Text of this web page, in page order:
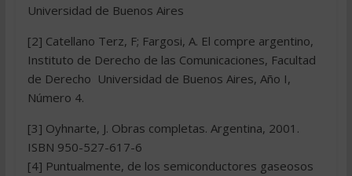
Universidad de Buenos Aires
[2] Catellano Terz, F; Fargosi, A. El compre argentino,
Instituto de Derecho de las Comunicaciones, Facultad
de Derecho  Universidad de Buenos Aires, Año I,
Número 4.
[3] Oyhnarte, J. Obras completas. Argentina, 2001.
ISBN 950-527-617-6
[4] Puntualmente, de los semiconductores gaseosos